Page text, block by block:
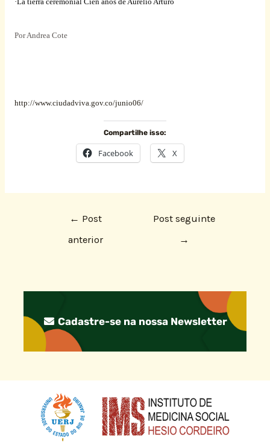
Por Andrea Cote
http://www.ciudadviva.gov.co/junio06/
Compartilhe isso:
Facebook X
← Post
anterior
Post seguinte
→
Cadastre-se na nossa Newsletter